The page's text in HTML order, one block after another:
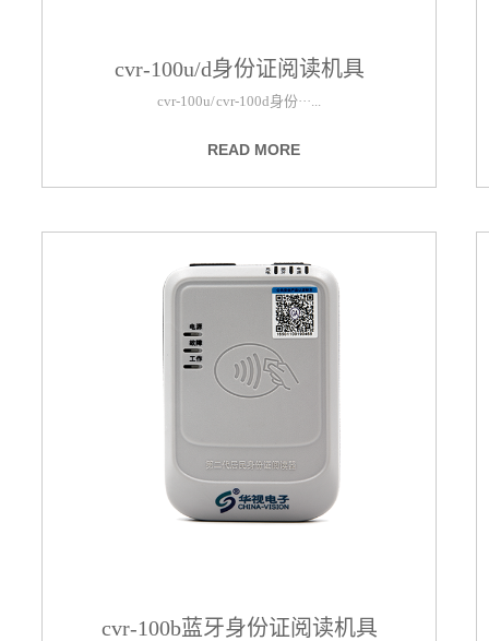
cvr-100u/d身份证阅读机具
cvr-100u/ cvr-100d身份···...
READ MORE
cvr-100b蓝牙身份证阅读机具